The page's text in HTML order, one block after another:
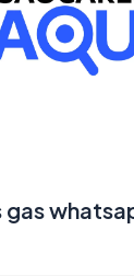
gas